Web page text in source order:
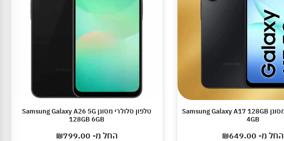
טלפון סלולרי מסונן Samsung Galaxy A17 128GB
4GB
החל מ- ₪649.00
טלפון סלולרי מסונן Samsung Galaxy A26 5G
128GB 6GB
החל מ- ₪799.00